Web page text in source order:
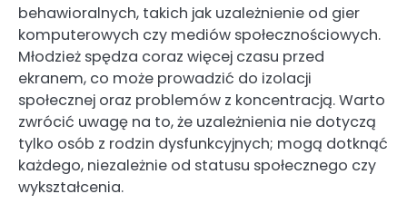
behawioralnych, takich jak uzależnienie od gier
komputerowych czy mediów społecznościowych.
Młodzież spędza coraz więcej czasu przed
ekranem, co może prowadzić do izolacji
społecznej oraz problemów z koncentracją. Warto
zwrócić uwagę na to, że uzależnienia nie dotyczą
tylko osób z rodzin dysfunkcyjnych; mogą dotknąć
każdego, niezależnie od statusu społecznego czy
wykształcenia.